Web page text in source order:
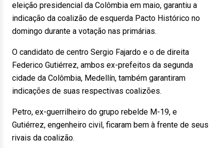
eleição presidencial da Colômbia em maio, garantiu a
indicação da coalizão de esquerda Pacto Histórico no
domingo durante a votação nas primárias.
O candidato de centro Sergio Fajardo e o de direita
Federico Gutiérrez, ambos ex-prefeitos da segunda
cidade da Colômbia, Medellín, também garantiram
indicações de suas respectivas coalizões.
Petro, ex-guerrilheiro do grupo rebelde M-19, e
Gutiérrez, engenheiro civil, ficaram bem à frente de seus
rivais da coalizão.